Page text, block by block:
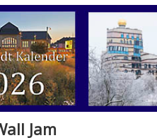
Jam